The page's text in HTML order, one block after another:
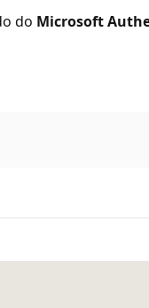
do Microsoft